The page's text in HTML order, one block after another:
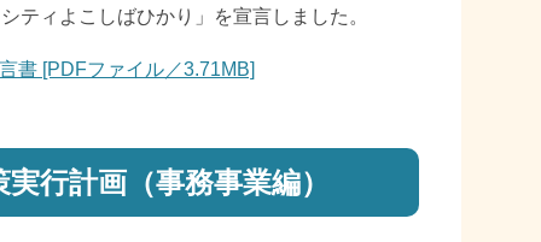
ティよこしばひかり」を宣言しました。
書 [PDFファイル／3.71MB]
行計画（事務事業編）